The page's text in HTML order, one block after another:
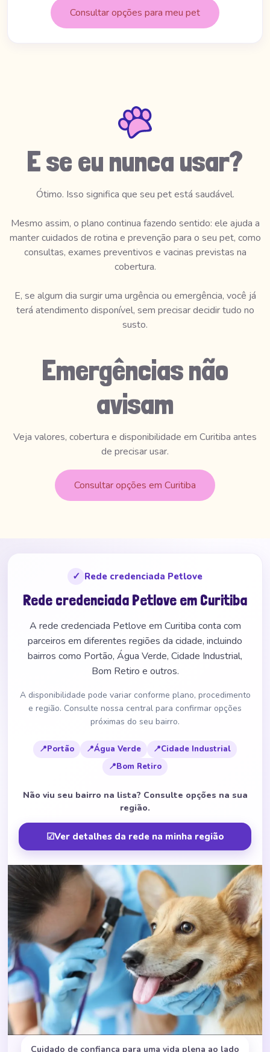
Consultar opções para meu pet
E se eu nunca usar?
Ótimo. Isso significa que seu pet está saudável.
Mesmo assim, o plano continua fazendo sentido: ele ajuda a
manter cuidados de rotina e prevenção para o seu pet, como
consultas, exames preventivos e vacinas previstas na
cobertura.
E, se algum dia surgir uma urgência ou emergência, você já
terá atendimento disponível, sem precisar decidir tudo no
susto.
Emergências não
avisam
Veja valores, cobertura e disponibilidade em Curitiba antes
de precisar usar.
Consultar opções em Curitiba
✓ Rede credenciada Petlove
Rede credenciada Petlove em Curitiba
A rede credenciada Petlove em Curitiba conta com
parceiros em diferentes regiões da cidade, incluindo
bairros como Portão, Água Verde, Cidade Industrial,
Bom Retiro e outros.
A disponibilidade pode variar conforme plano, procedimento
e região. Consulte nossa central para confirmar opções
próximas do seu bairro.
📍Portão 📍Água Verde 📍Cidade Industrial
📍Bom Retiro
Não viu seu bairro na lista? Consulte opções na sua
região.
☑Ver detalhes da rede na minha região
Cuidado de confiança para uma vida plena ao lado